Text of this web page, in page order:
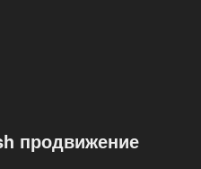
продвижение